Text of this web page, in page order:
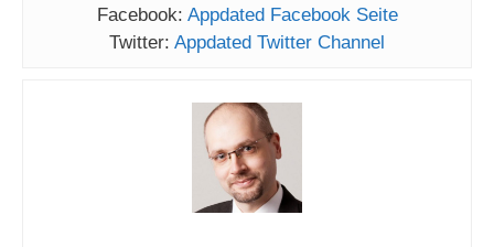
Facebook: Appdated Facebook Seite
Twitter: Appdated Twitter Channel